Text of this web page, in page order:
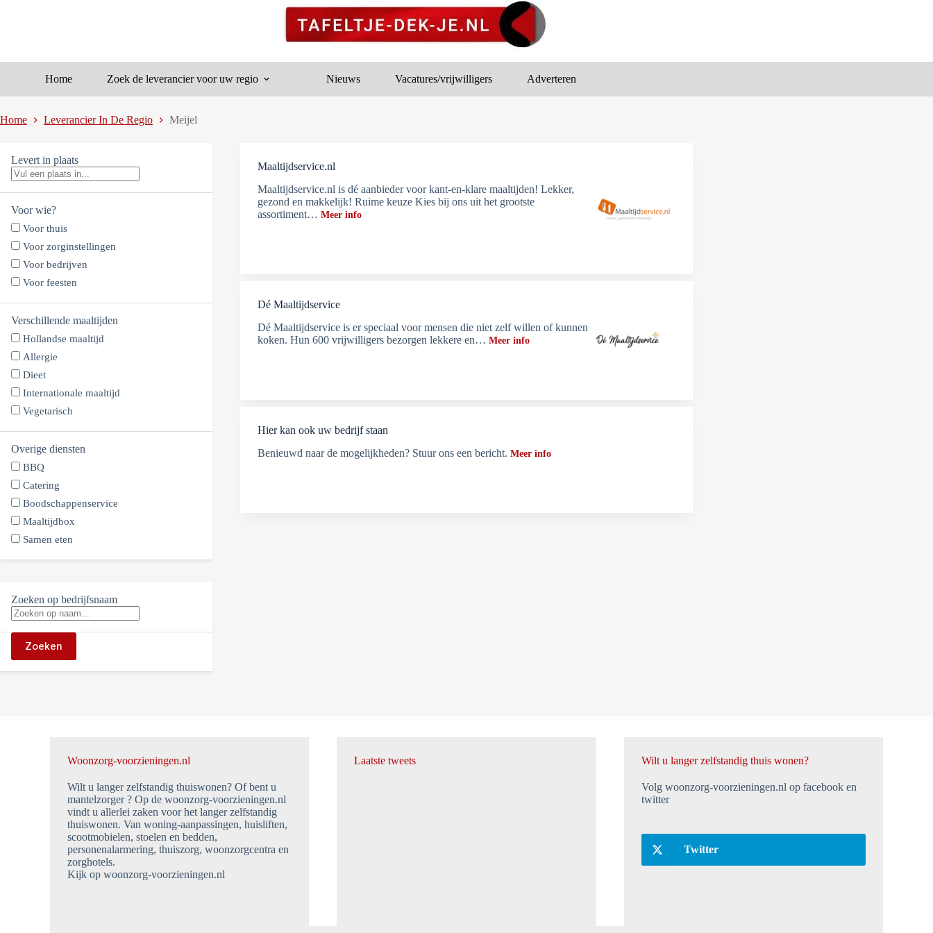
Home Zoek de leverancier voor uw regio Nieuws Vacatures/vrijwilligers Adverteren
Home Leverancier In De Regio Meijel
Levert in plaats
Voor wie?
Voor thuis
Voor zorginstellingen
Voor bedrijven
Voor feesten
Verschillende maaltijden
Hollandse maaltijd
Allergie
Dieet
Internationale maaltijd
Vegetarisch
Overige diensten
BBQ
Catering
Boodschappenservice
Maaltijdbox
Samen eten
Zoeken op bedrijfsnaam
Zoeken
Maaltijdservice.nl
Maaltijdservice.nl is dé aanbieder voor kant-en-klare maaltijden! Lekker,
gezond en makkelijk! Ruime keuze Kies bij ons uit het grootste
assortiment… Meer info
Dé Maaltijdservice
Dé Maaltijdservice is er speciaal voor mensen die niet zelf willen of kunnen
koken. Hun 600 vrijwilligers bezorgen lekkere en… Meer info
Hier kan ook uw bedrijf staan
Benieuwd naar de mogelijkheden? Stuur ons een bericht. Meer info
Woonzorg-voorzieningen.nl
Wilt u langer zelfstandig thuiswonen? Of bent u
mantelzorger ? Op de woonzorg-voorzieningen.nl
vindt u allerlei zaken voor het langer zelfstandig
thuiswonen. Van woning-aanpassingen, huisliften,
scootmobielen, stoelen en bedden,
personenalarmering, thuiszorg, woonzorgcentra en
zorghotels.
Kijk op woonzorg-voorzieningen.nl
Laatste tweets Wilt u langer zelfstandig thuis wonen?
Volg woonzorg-voorzieningen.nl op facebook en
twitter
Twitter